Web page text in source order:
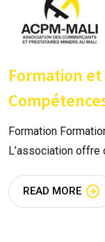
Formation
Formation
L’association offre
READ MORE